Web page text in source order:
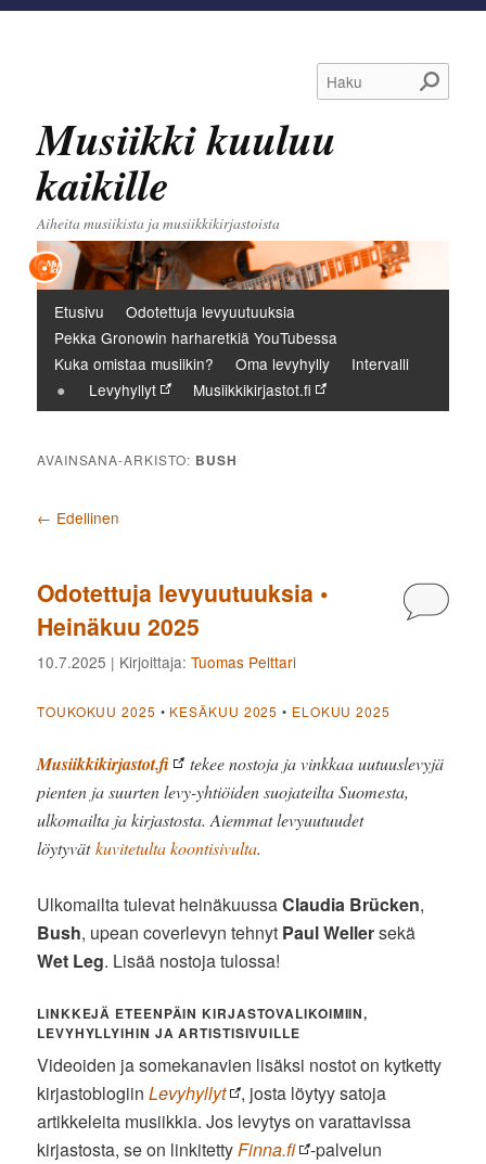
Haku
Musiikki kuuluu
kaikille
Aiheita musiikista ja musiikkikirjastoista
Päävalikko
Etusivu
Odotettuja levyuutuuksia
Pekka Gronowin harharetkiä YouTubessa
Kuka omistaa musiikin?
Oma levyhylly
Intervalli
Levyhyllyt
Musiikkikirjastot.fi
AVAINSANA-ARKISTO: BUSH
Artikkelien selaus
← Edellinen
Odotettuja levyuutuuksia •
Heinäkuu 2025
10.7.2025 | Kirjoittaja:Tuomas Pelttari
TOUKOKUU 2025 • KESÄKUU 2025 • ELOKUU 2025
Musiikkikirjastot.fi
tekee nostoja ja vinkkaa uutuuslevyjä
pienten ja suurten levy-yhtiöiden suojateilta Suomesta,
ulkomailta ja kirjastosta. Aiemmat levyuutuudet
löytyvätkuvitetulta koontisivulta.
Ulkomailta tulevat heinäkuussaClaudia Brücken,
Bush, upean coverlevyn tehnyt Paul Wellersekä
Wet Leg. Lisää nostoja tulossa!
LINKKEJÄ ETEENPÄIN KIRJASTOVALIKOIMIIN,
LEVYHYLLYIHIN JA ARTISTISIVUILLE
Videoiden ja somekanavien lisäksi nostot on kytketty
kirjastoblogiinLevyhyllyt
, josta löytyy satoja
artikkeleita musiikkia. Jos levytys on varattavissa
kirjastosta, se on linkitettyFinna.fi
-palvelun